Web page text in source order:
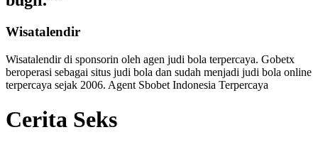
Wisatalendir
Wisatalendir di sponsorin oleh agen judi bola terpercaya. Gobetx
beroperasi sebagai situs judi bola dan sudah menjadi judi bola online
terpercaya sejak 2006. Agent Sbobet Indonesia Terpercaya
Cerita Seks